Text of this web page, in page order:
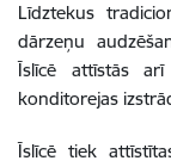
Līdztekus
dārzeņu
Īslīcē attīstās
konditorejas
Īslīcē tiek